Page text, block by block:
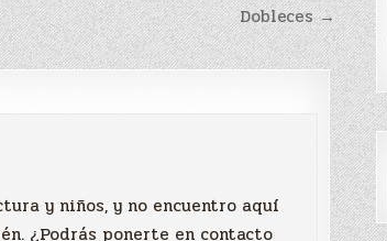
Dobleces →
y niños, y no encuentro aquí
¿Podrás ponerte en contacto